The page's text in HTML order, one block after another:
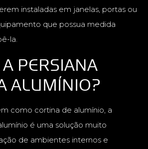
instaladas em janelas, portas ou
que possua medida
la.
PERSIANA
ALUMÍNIO?
como cortina de alumínio, a
é uma solução muito
de ambientes internos e